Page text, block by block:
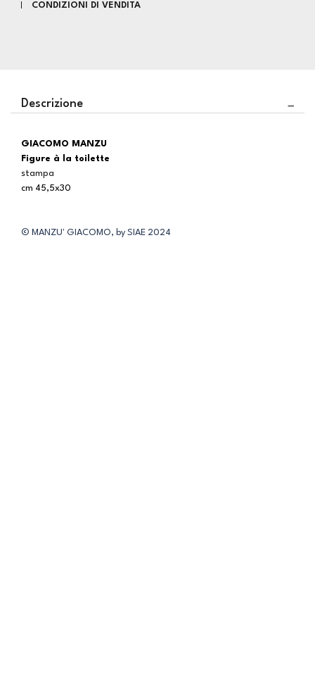
CONDIZIONI DI VENDITA
Descrizione
GIACOMO MANZU
Figure à la toilette
stampa
cm 45,5x30
© MANZU' GIACOMO, by SIAE 2024